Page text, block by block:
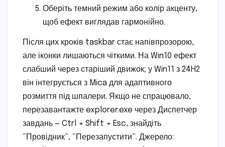
Оберіть темний режим або колір акценту,
щоб ефект виглядав гармонійно.
Після цих кроків taskbar стає напівпрозорою,
але іконки лишаються чіткими. На Win10 ефект
слабший через старіший движок; у Win11 з 24H2
він інтегрується з Mica для адаптивного
розмиття під шпалери. Якщо не спрацювало,
перезавантажте explorer.exe через Диспетчер
завдань — Ctrl + Shift + Esc, знайдіть
“Провідник”, “Перезапустити”. Джерело: